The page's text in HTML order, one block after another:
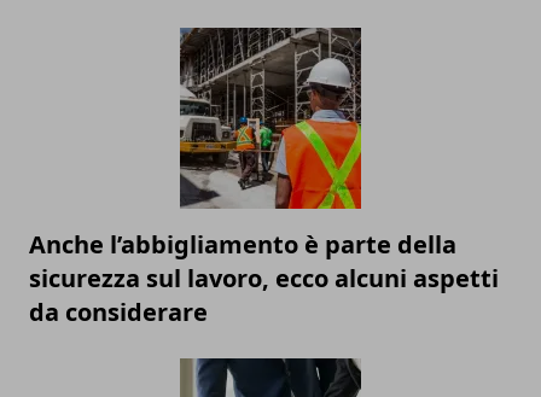
Anche l’abbigliamento è parte della
sicurezza sul lavoro, ecco alcuni aspetti
da considerare